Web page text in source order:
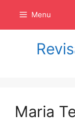
isi
Menu
Maria